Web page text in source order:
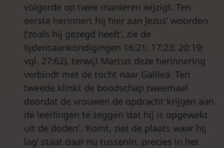
volgorde op twee manieren wijzigt. Ten
eerste herinnert hij hier aan Jezus’ woorden
(‘zoals hij gezegd heeft’, zie de
lijdensaankondigingen 16:21; 17:23; 20:19;
vgl. 27:62), terwijl Marcus deze herinnering
verbindt met de tocht naar Galilea. Ten
tweede klinkt de boodschap tweemaal
doordat de vrouwen de opdracht krijgen aan
de leerlingen te zeggen ‘dat hij is opgewekt
uit de doden’. ‘Komt, ziet de plaats waar hij
lag’ staat daar nu tussenin, precies in het